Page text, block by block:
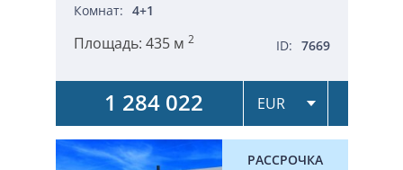
Комнат: 4+1
Площадь: 435 м 2 ID: 7669
1 284 022
РАССРОЧКА